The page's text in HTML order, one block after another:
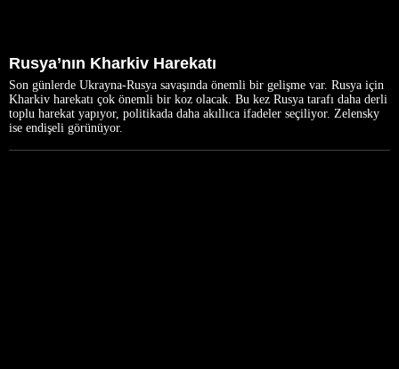
Rusya’nın Kharkiv Harekatı
Son günlerde Ukrayna-Rusya savaşında önemli bir gelişme var. Rusya için
Kharkiv harekatı çok önemli bir koz olacak. Bu kez Rusya tarafı daha derli
toplu harekat yapıyor, politikada daha akıllıca ifadeler seçiliyor. Zelensky
ise endişeli görünüyor.